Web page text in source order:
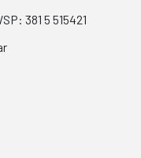
381 5 515421